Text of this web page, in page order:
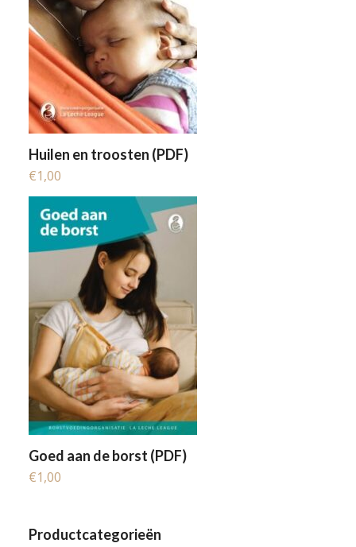
Huilen en troosten (PDF)
€1,00
Goed aan de borst (PDF)
€1,00
Productcategorieën